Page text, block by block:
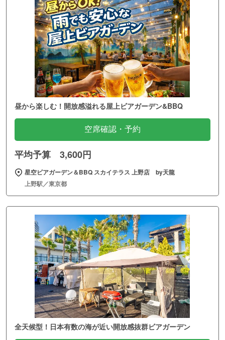
昼から楽しむ！開放感溢れる屋上ビアガーデン&BBQ
空席確認・予約
平均予算 3,600円
星空ビアガーデン＆BBQ スカイテラス 上野店 by天龍
上野駅／東京都
全天候型！日本有数の海が近い開放感抜群ビアガーデン